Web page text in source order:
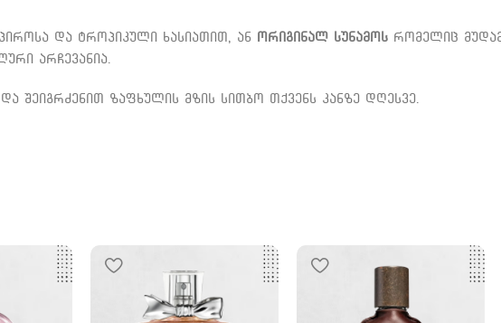
და ტროპიკული ხასიათით, ან ორიგინალ სუნამოს რომელიც
არჩევანია.
შეიგრძენით ზაფხულის მზის სითბო თქვენს კანზე დღესვე.